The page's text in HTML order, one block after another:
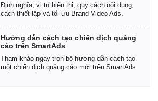
Định nghĩa, vị trí hiển thị, quy cách nội dung,
cách thiết lập và tối ưu Brand Video Ads.
Hướng dẫn cách tạo chiến dịch quảng
cáo trên SmartAds
Tham khảo ngay trọn bộ hướng dẫn cách tạo
một chiến dịch quảng cáo mới trên SmartAds.